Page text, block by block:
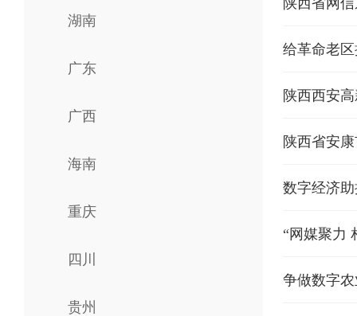
湖南
广东
广西
海南
重庆
四川
贵州
陕西省网
给革命老
陕西西安
陕西省安
数字经济
“网媒聚力
争做数字